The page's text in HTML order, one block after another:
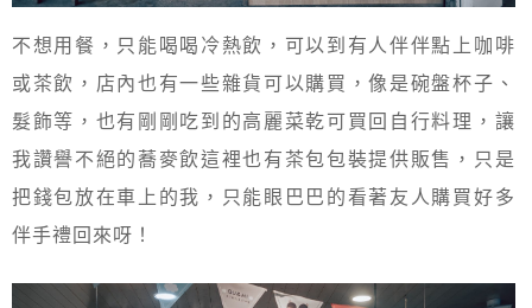
不想用餐，只能喝喝冷熱飲，可以到有人伴伴點上咖啡
或茶飲，店內也有一些雜貨可以購買，像是碗盤杯子、
髮飾等，也有剛剛吃到的高麗菜乾可買回自行料理，讓
我讚譽不絕的蕎麥飲這裡也有茶包包裝提供販售，只是
把錢包放在車上的我，只能眼巴巴的看著友人購買好多
伴手禮回來呀！